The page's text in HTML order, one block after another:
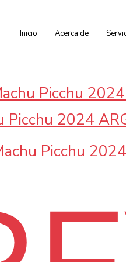
Inicio Acerca de
Picchu
Picchu 2024
Picchu